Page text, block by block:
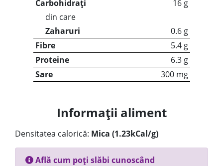
Carbohidrați
16 g
din care
Zaharuri
0.6 g
Fibre
5.4 g
Proteine
6.3 g
Sare
300 mg
Informații aliment
Densitatea calorică: Mica (1.23kCal/g)
Află cum poți slăbi cunoscând